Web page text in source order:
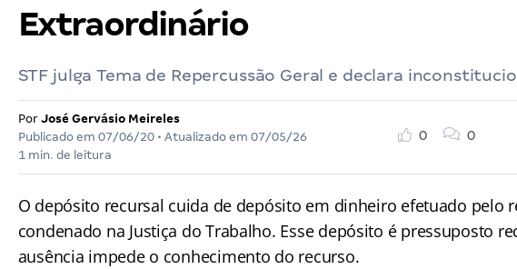
Extraordinário
STF julga Tema de Repercussão Geral e declara
Por José Gervásio Meireles
Publicado em 07/06/20• Atualizado em 07/05/26
1 min. de leitura
0 0
O depósito recursal cuida de depósito em dinheiro efetuado pelo
condenado na Justiça do Trabalho. Esse depósito é pressuposto
ausência impede o conhecimento do recurso.